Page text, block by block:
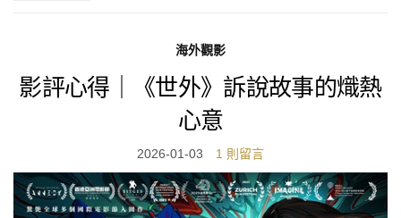
海外觀影
影評心得｜《世外》訴說故事的熾熱
心意
2026-01-03 1 則留言